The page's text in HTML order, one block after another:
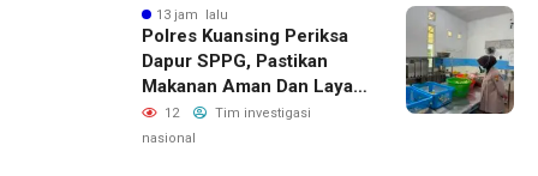
Belanja Bernilai Besar Jadi
Sorotan; LSM GEMPUR
Siapkan Laporan ke
Kejaksaan
13 jam lalu
Polres Kuansing Periksa
Dapur SPPG, Pastikan
Makanan Aman Dan Layak
Dikonsumsi
12
Tim investigasi
nasional